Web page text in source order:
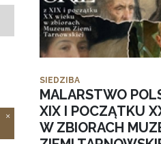
SIEDZIBA
MALARSTWO
XIX I POCZĄTKU
W ZBIORACH